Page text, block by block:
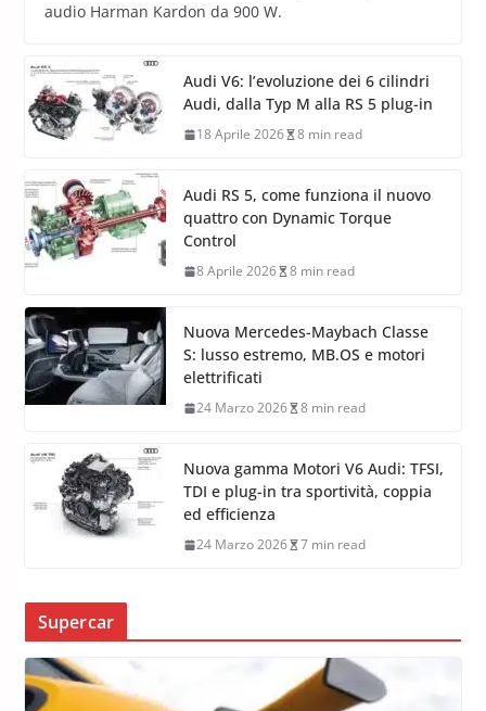
audio Harman Kardon da 900 W.
Audi V6: l’evoluzione dei 6 cilindri
Audi, dalla Typ M alla RS 5 plug-in
18 Aprile 2026 8 min read
Audi RS 5, come funziona il nuovo
quattro con Dynamic Torque
Control
8 Aprile 2026 8 min read
Nuova Mercedes-Maybach Classe
S: lusso estremo, MB.OS e motori
elettrificati
24 Marzo 2026 8 min read
Nuova gamma Motori V6 Audi: TFSI,
TDI e plug-in tra sportività, coppia
ed efficienza
24 Marzo 2026 7 min read
Supercar